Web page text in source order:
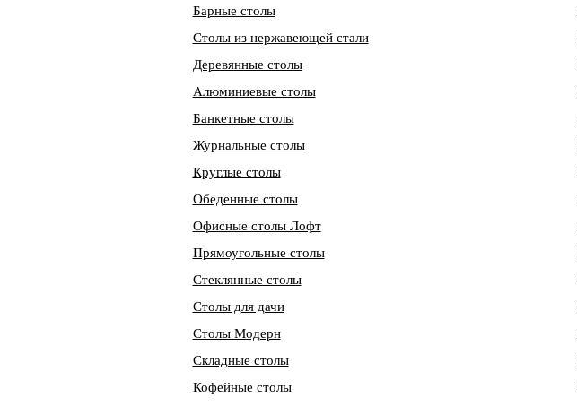
Барные столы
Столы из нержавеющей стали
Деревянные столы
Алюминиевые столы
Банкетные столы
Журнальные столы
Круглые столы
Обеденные столы
Офисные столы Лофт
Прямоугольные столы
Стеклянные столы
Столы для дачи
Столы Модерн
Складные столы
Кофейные столы